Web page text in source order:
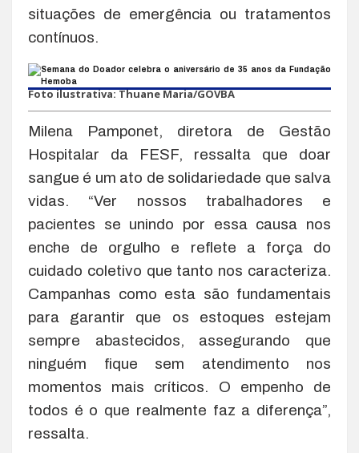
situações de emergência ou tratamentos
contínuos.
Foto ilustrativa: Thuane Maria/GOVBA
Milena Pamponet, diretora de Gestão
Hospitalar da FESF, ressalta que doar
sangue é um ato de solidariedade que salva
vidas. “Ver nossos trabalhadores e
pacientes se unindo por essa causa nos
enche de orgulho e reflete a força do
cuidado coletivo que tanto nos caracteriza.
Campanhas como esta são fundamentais
para garantir que os estoques estejam
sempre abastecidos, assegurando que
ninguém fique sem atendimento nos
momentos mais críticos. O empenho de
todos é o que realmente faz a diferença”,
ressalta.